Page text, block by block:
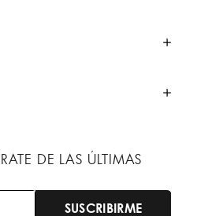
DE LAS ÚLTIMAS
SUSCRIBIRME